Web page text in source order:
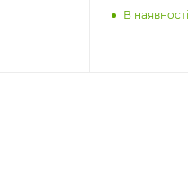
В наявності